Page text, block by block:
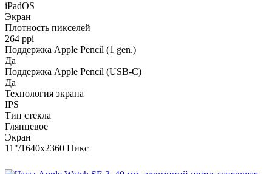
iPadOS
Экран
Плотность пикселей
264 ppi
Поддержка Apple Pencil (1 gen.)
Да
Поддержка Apple Pencil (USB-C)
Да
Технология экрана
IPS
Тип стекла
Глянцевое
Экран
11"/1640x2360 Пикс